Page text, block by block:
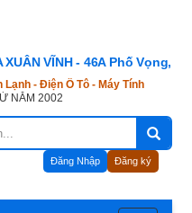
XUÂN VĨNH - 46A Phố Vọng,
- Điện Ô Tô - Máy Tính
NĂM 2002
Đăng Nhập Đăng ký